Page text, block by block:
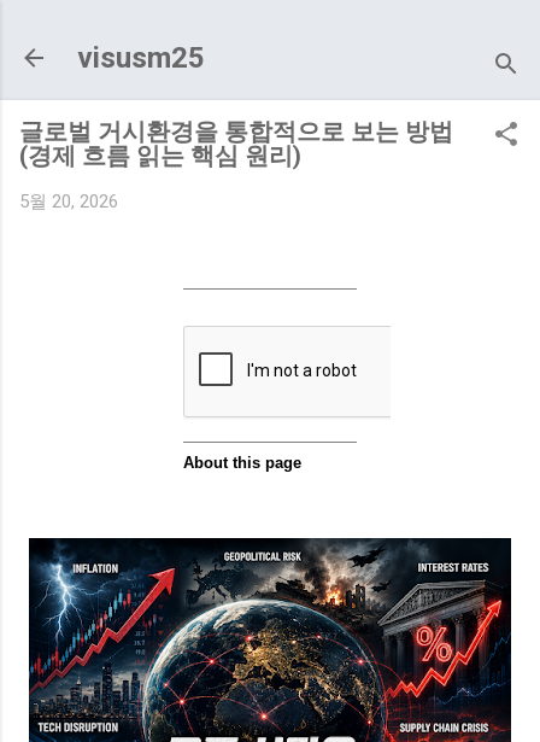
visusm25
글로벌 거시환경을 통합적으로 보는 방법
(경제 흐름 읽는 핵심 원리)
5월 20, 2026